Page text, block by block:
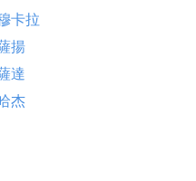
卡拉
揚
達
杰